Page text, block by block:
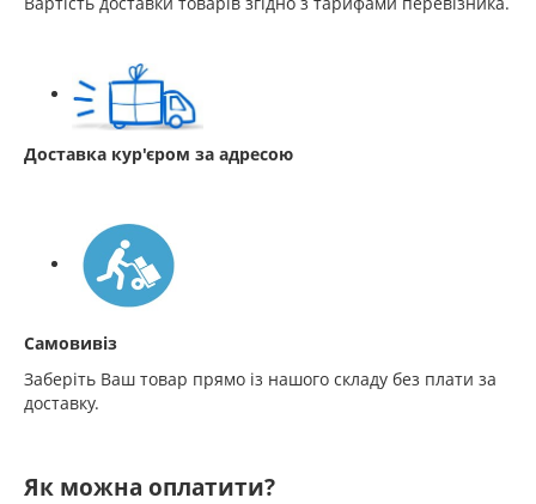
Доставка кур'єром за адресою
Самовивіз
Заберіть Ваш товар прямо із нашого складу без плати за
доставку.
Як можна оплатити?